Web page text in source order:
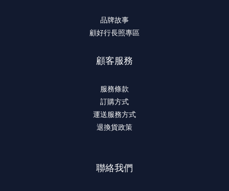
品牌故事
顧好行長照專區
顧客服務
服務條款
訂購方式
運送服務方式
退換貨政策
聯絡我們